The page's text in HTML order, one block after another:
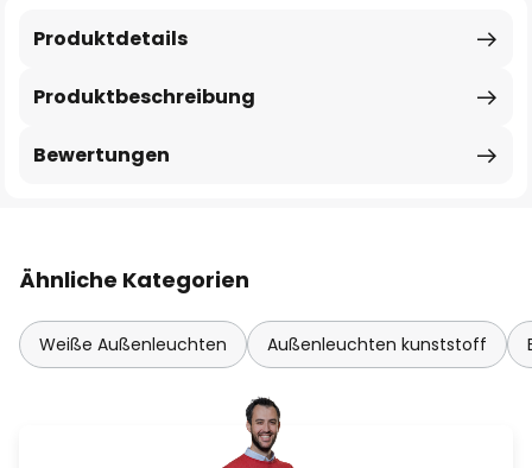
Produktbeschreibung
Produktdetails
Bewertungen
Ähnliche Kategorien
Weiße Außenleuchten Außenleuchten kunststoff